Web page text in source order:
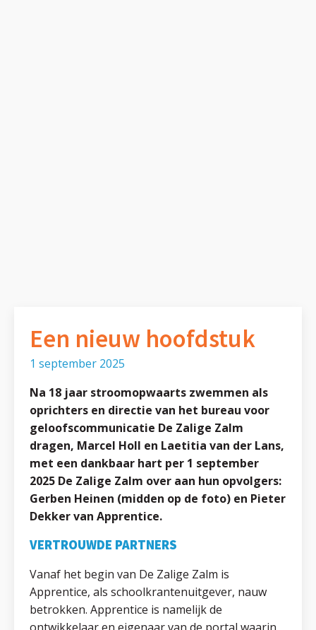
Een nieuw hoofdstuk
1 september 2025
Na 18 jaar stroomopwaarts zwemmen als
oprichters en directie van het bureau voor
geloofscommunicatie De Zalige Zalm
dragen, Marcel Holl en Laetitia van der Lans,
met een dankbaar hart per 1 september
2025 De Zalige Zalm over aan hun opvolgers:
Gerben Heinen (midden op de foto) en Pieter
Dekker van Apprentice.
VERTROUWDE PARTNERS
Vanaf het begin van De Zalige Zalm is
Apprentice, als schoolkrantenuitgever, nauw
betrokken. Apprentice is namelijk de